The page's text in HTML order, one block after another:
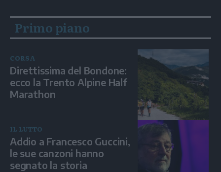
Primo piano
CORSA
Direttissima del Bondone:
ecco la Trento Alpine Half
Marathon
IL LUTTO
Addio a Francesco Guccini,
le sue canzoni hanno
segnato la storia